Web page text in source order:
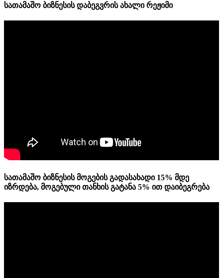
სათამაშო ბიზნესის დაბეგვრის ახალი რეჟიმი
სათამაშო ბიზნესის მოგების გადასახადი 15% მდე
იზრდება, მოგებული თანხის გატანა 5% ით დაიბეგრება